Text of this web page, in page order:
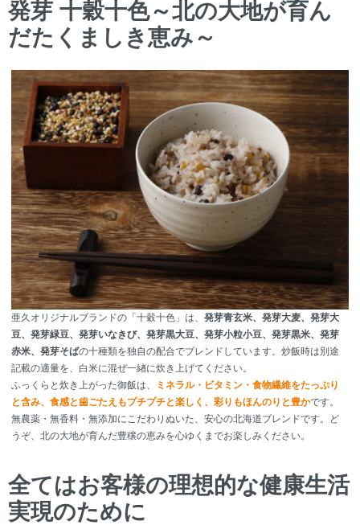
発芽 十穀十色～北の大地が育ん
だたくましき恵み～
亜久オリジナルブランドの「十穀十色」は、発芽青玄米、発芽大麦、発芽大
豆、発芽緑豆、発芽いなきび、発芽黒大豆、発芽小粒小豆、発芽黒米、発芽
赤米、発芽そばの十種類を独自の配合でブレンドしています。炒飯時は別途
記載の適量を、白米に混ぜ一緖に炊き上げてください。
ふっくらと炊き上がった御飯は、
ミネラル・ビタミン・食物繊維をたっぷり
と含み、食感と歯ごたえもプチプチと楽しく、彩りもほんのりと豊かです。
無農薬・無香料・無添加にこだわりぬいた、安心の北海道ブレンドです。ど
うぞ、北の大地が育んだ豊穣の恵みを心ゆくまでお楽しみください。
全てはお客様の理想的な健康生活
実現のために